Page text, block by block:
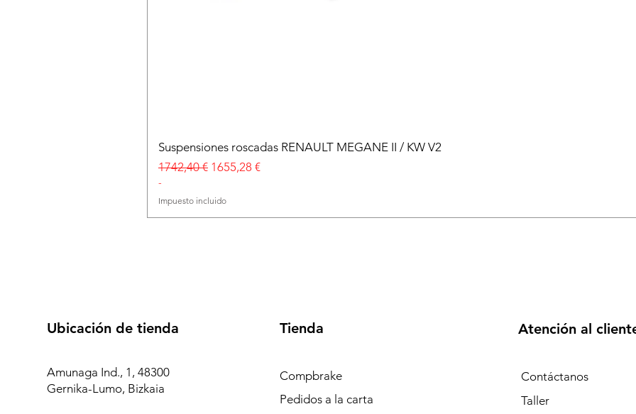
Suspensiones roscadas RENAULT MEGANE II / KW V2
Precio
1742,40 € Precio de oferta
1655,28 €
-
Impuesto incluido
Ubicación de tienda
Amunaga Ind., 1, 48300
Gernika-Lumo, Bizkaia
Tienda
Compbrake
Pedidos a la carta
Atención al
Contáctanos
Taller